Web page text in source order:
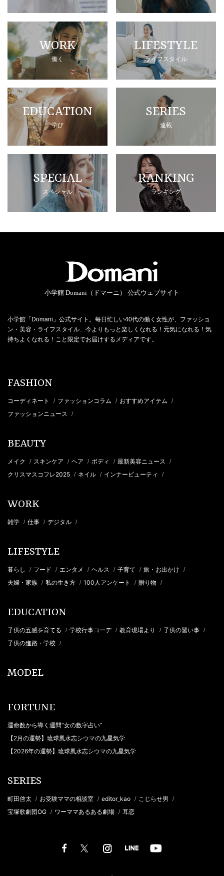
WORK
働く
LIFESTYLE
ライフスタイル
EDUCATION
学び
SERIES
連載
SPECIAL
スペシャル
RANKING
ランキング
小学館 Domani（ドマーニ） 公式ウェブサイト
小学館「Domani」公式サイト。毎日忙しい40代の働く女性が、ファッショ
ン・美容・ライフスタイル…今よりもっと楽しくなれる！元気になれる！気
持ちよくなれる！こと限定でお届けするメディアです。
FASHION
コーディネート / ファッションコラム / おすすめアイテム /
ファッションニュース /
BEAUTY
メイク / スキンケア / ヘア / ボディ / 最新美容ニュース /
クリスマスコフレ2025 / ネイル / インナービューティ /
WORK
雑学 / 仕事 / デジタル /
LIFESTYLE
暮らし / フード / エンタメ / ヘルス / 子育て / 旅・お出かけ /
夫婦・家族 / 私の生き方 / 100人アンケート / 贈り物 /
EDUCATION
子供の五感を育てる / 学校行事コーデ / 教育現場より / 子供の習い事 /
子供の進路・学校 /
MODEL
FORTUNE
運命数から導く週間“女の数字占い”
【2月の運勢】琉球風水志シウマの九星気学
【2026年の運勢】琉球風水志シウマの九星気学
SERIES
町田啓太 / お受験ママの相談室 / editor_kao / こじらせ男 /
宝塚歌劇団OG / ワーママあるある劇場 / 耳恋